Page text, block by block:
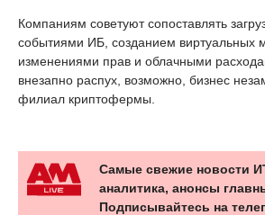
Компаниям советуют сопоставлять
событиями ИБ, созданием виртуальных
изменениями прав и облачными
внезапно распух, возможно, бизнес
филиал криптофермы.
Самые свежие новости
аналитика, анонсы
Подписывайтесь на